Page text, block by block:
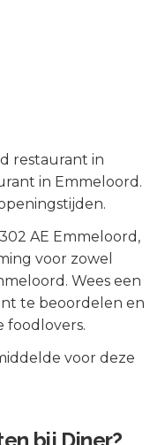
restaurant in
in Emmeloord.
AE Emmeloord ,
voor zowel
. Wees een
te beoordelen en
foodlovers.
voor deze